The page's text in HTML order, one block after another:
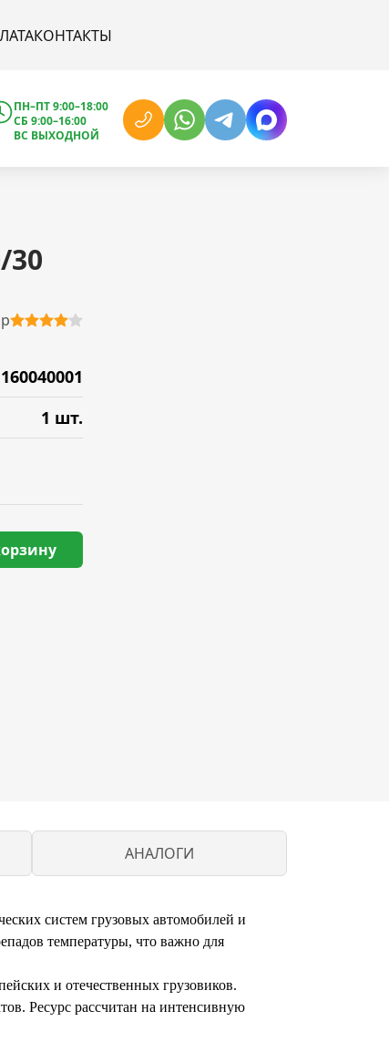
КОНТАКТЫ
ПН–ПТ 9:00–18:00
СБ 9:00–16:00
ВС ВЫХОДНОЙ
30
160040001
1 шт.
АНАЛОГИ
систем грузовых автомобилей и
температуры, что важно для
и отечественных грузовиков.
Ресурс рассчитан на интенсивную